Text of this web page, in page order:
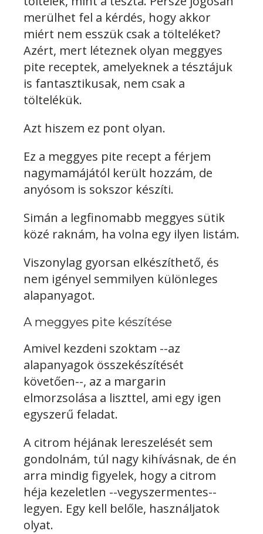
merülhet fel a kérdés, hogy akkor
miért nem esszük csak a tölteléket?
Azért, mert léteznek olyan meggyes
pite receptek, amelyeknek a tésztájuk
is fantasztikusak, nem csak a
töltelékük.
Azt hiszem ez pont olyan.
Ez a meggyes pite recept a férjem
nagymamájától került hozzám, de
anyósom is sokszor készíti.
Simán a legfinomabb meggyes sütik
közé raknám, ha volna egy ilyen listám.
Viszonylag gyorsan elkészíthető, és
nem igényel semmilyen különleges
alapanyagot.
A meggyes pite készítése
Amivel kezdeni szoktam --az
alapanyagok összekészítését
követően--, az a margarin
elmorzsolása a liszttel, ami egy igen
egyszerű feladat.
A citrom héjának lereszelését sem
gondolnám, túl nagy kihívásnak, de én
arra mindig figyelek, hogy a citrom
héja kezeletlen --vegyszermentes--
legyen. Egy kell belőle, használjatok
olyat.